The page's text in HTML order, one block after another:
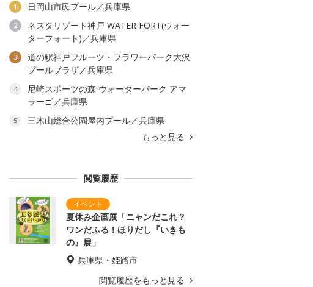
1 日岡山市民プール／兵庫県
2
ネスタリゾート神戸 WATER FORT(ウォー
ターフォート)／兵庫県
3
道の駅神戸フルーツ・フラワーパーク大沢
プールプラザ／兵庫県
4
尼崎スポーツの森 ウォーターパーク アマ
ラーゴ／兵庫県
5
三木山総合公園屋内プール／兵庫県
もっと見る
閲覧履歴
夏休み企画展「ニャンだこれ？
ワンだふる！ほりだし『いきも
の』展」
兵庫県・姫路市
閲覧履歴をもっと見る